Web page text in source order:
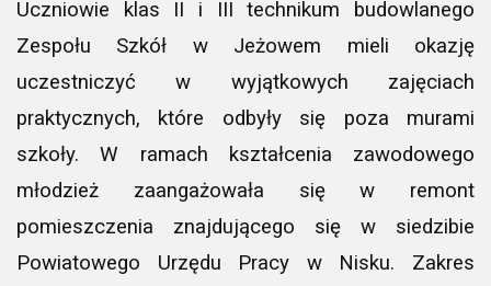
Uczniowie klas II i III technikum budowlanego
Zespołu Szkół w Jeżowem mieli okazję
uczestniczyć w wyjątkowych zajęciach
praktycznych, które odbyły się poza murami
szkoły. W ramach kształcenia zawodowego
młodzież zaangażowała się w remont
pomieszczenia znajdującego się w siedzibie
Powiatowego Urzędu Pracy w Nisku. Zakres